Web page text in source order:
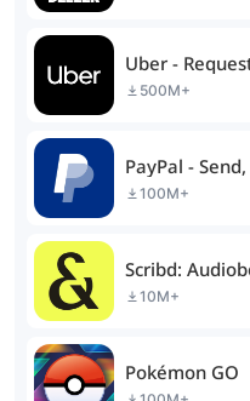
Uber -
500M+
PayPal -
100M+
Scribd:
10M+
Pokémon GO